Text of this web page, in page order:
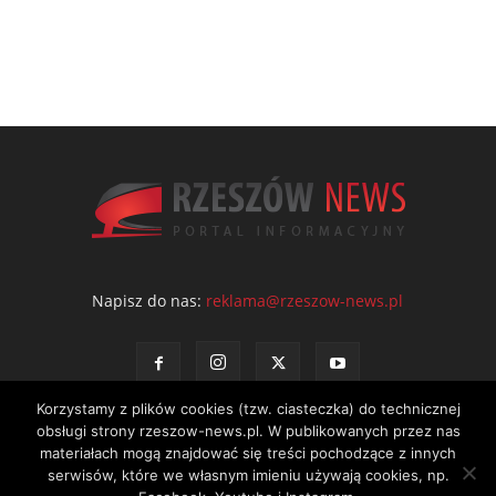
Napisz do nas: reklama@rzeszow-news.pl
Kontakt Polityka prywatności Regulamin portalu
Korzystamy z plików cookies (tzw. ciasteczka) do technicznej
obsługi strony rzeszow-news.pl. W publikowanych przez nas
materiałach mogą znajdować się treści pochodzące z innych
serwisów, które we własnym imieniu używają cookies, np.